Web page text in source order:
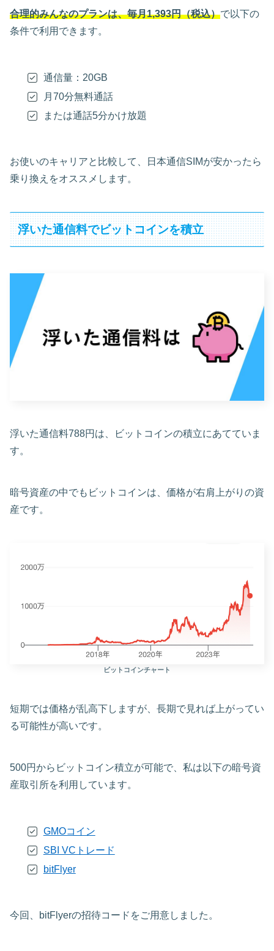
合理的みんなのプランは、毎月1,393円（税込）で以下の
条件で利用できます。
通信量：20GB
月70分無料通話
または通話5分かけ放題
お使いのキャリアと比較して、日本通信SIMが安かったら
乗り換えをオススメします。
浮いた通信料でビットコインを積立
浮いた通信料788円は、ビットコインの積立にあてていま
す。
暗号資産の中でもビットコインは、価格が右肩上がりの資
産です。
ビットコインチャート
短期では価格が乱高下しますが、長期で見れば上がってい
る可能性が高いです。
500円からビットコイン積立が可能で、私は以下の暗号資
産取引所を利用しています。
GMOコイン
SBI VCトレード
bitFlyer
今回、bitFlyerの招待コードをご用意しました。